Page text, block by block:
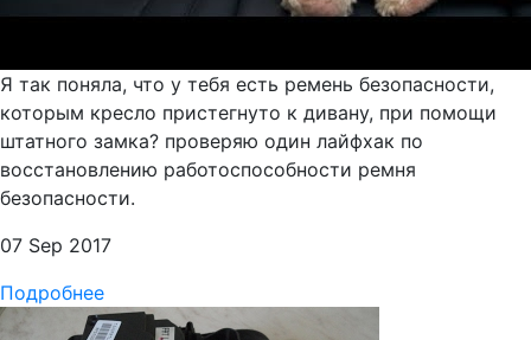
Я так поняла, что у тебя есть ремень безопасности,
которым кресло пристегнуто к дивану, при помощи
штатного замка? проверяю один лайфхак по
восстановлению работоспособности ремня
безопасности.
07 Sep 2017
Подробнее